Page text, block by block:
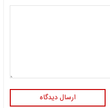
ارسال دیدگاه